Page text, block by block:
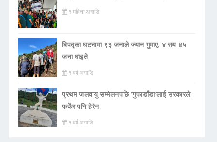
१ महिना अगाडि
बिपद्का घटनामा ९३ जनाले ज्यान गुमाए, ४ सय ४५
जना घाइते
१ वर्ष अगाडि
प्रथम जलवायु सम्मेलनपछि ‘गुफाडाँडा’लाई सरकारले
फर्केर पनि हेरेन
१ वर्ष अगाडि